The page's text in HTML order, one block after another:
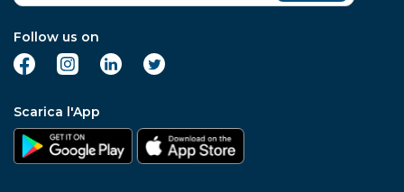
Follow us on
Scarica l'App